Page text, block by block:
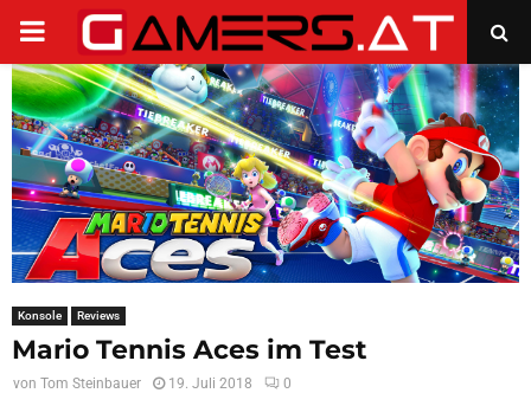
PRIMARY
MENU
Konsole Reviews
Mario Tennis Aces im Test
von Tom Steinbauer 19. Juli 2018 0